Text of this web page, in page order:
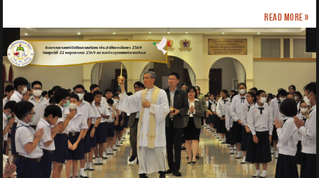
Read more »